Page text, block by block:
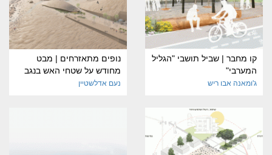
קו מחבר | שביל תושבי "הגליל
המערבי"
ג'ומאנה אבו ריש
נופים מתאזרחים | מבט
מחודש על שטחי האש בנגב
נעם אדלשטיין